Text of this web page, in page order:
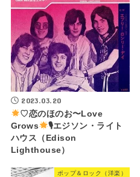
2023.03.20
♡恋のほのお〜Love
Grows
🎙エジソン・ライト
ハウス（Edison
Lighthouse）
ポップ＆ロック（洋楽）